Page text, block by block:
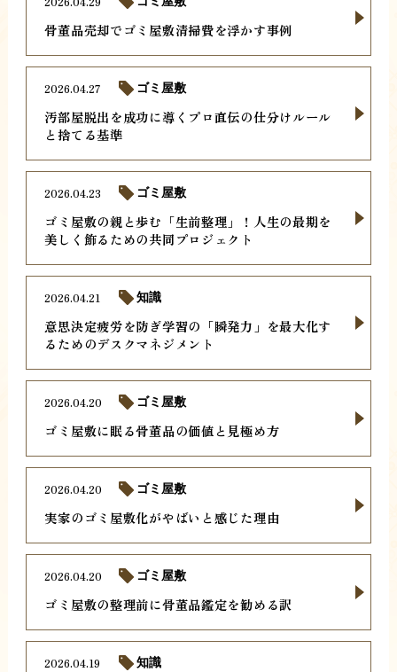
骨董品売却でゴミ屋敷清掃費を浮かす事例
汚部屋脱出を成功に導くプロ直伝の仕分けルール
と捨てる基準
2026.04.27 ゴミ屋敷
ゴミ屋敷の親と歩む「生前整理」！人生の最期を
美しく飾るための共同プロジェクト
2026.04.23 ゴミ屋敷
意思決定疲労を防ぎ学習の「瞬発力」を最大化す
るためのデスクマネジメント
2026.04.21 知識
ゴミ屋敷に眠る骨董品の価値と見極め方
2026.04.20 ゴミ屋敷
実家のゴミ屋敷化がやばいと感じた理由
2026.04.20 ゴミ屋敷
ゴミ屋敷の整理前に骨董品鑑定を勧める訳
2026.04.20 ゴミ屋敷
2026.04.19 知識